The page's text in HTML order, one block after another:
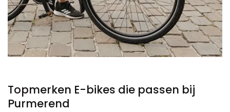
Topmerken E-bikes die passen bij
Purmerend